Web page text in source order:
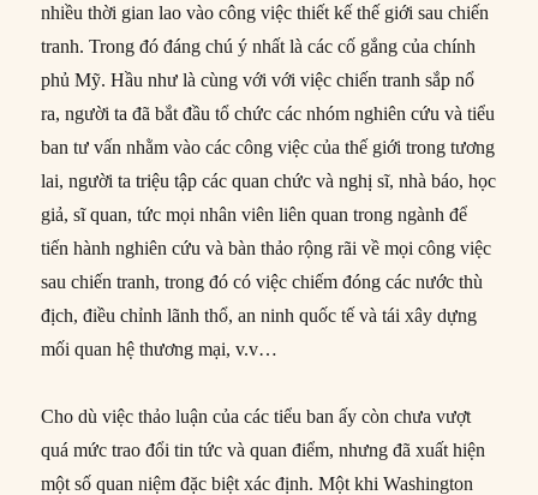
nhiều thời gian lao vào công việc thiết kế thế giới sau chiến
tranh. Trong đó đáng chú ý nhất là các cố gắng của chính
phủ Mỹ. Hầu như là cùng với với việc chiến tranh sắp nổ
ra, người ta đã bắt đầu tổ chức các nhóm nghiên cứu và tiểu
ban tư vấn nhằm vào các công việc của thế giới trong tương
lai, người ta triệu tập các quan chức và nghị sĩ, nhà báo, học
giả, sĩ quan, tức mọi nhân viên liên quan trong ngành để
tiến hành nghiên cứu và bàn thảo rộng rãi về mọi công việc
sau chiến tranh, trong đó có việc chiếm đóng các nước thù
địch, điều chỉnh lãnh thổ, an ninh quốc tế và tái xây dựng
mối quan hệ thương mại, v.v…
Cho dù việc thảo luận của các tiểu ban ấy còn chưa vượt
quá mức trao đổi tin tức và quan điểm, nhưng đã xuất hiện
một số quan niệm đặc biệt xác định. Một khi Washington